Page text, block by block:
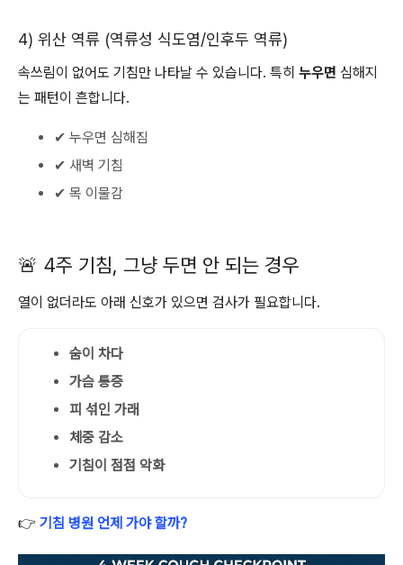
4) 위산 역류 (역류성 식도염/인후두 역류)
속쓰림이 없어도 기침만 나타날 수 있습니다. 특히 누우면 심해지
는 패턴이 흔합니다.
✔ 누우면 심해짐
✔ 새벽 기침
✔ 목 이물감
🚨 4주 기침, 그냥 두면 안 되는 경우
열이 없더라도 아래 신호가 있으면 검사가 필요합니다.
숨이 차다
가슴 통증
피 섞인 가래
체중 감소
기침이 점점 악화
👉 기침 병원 언제 가야 할까?